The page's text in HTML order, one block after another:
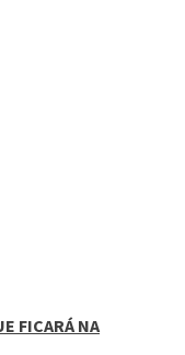
FICARÁ NA